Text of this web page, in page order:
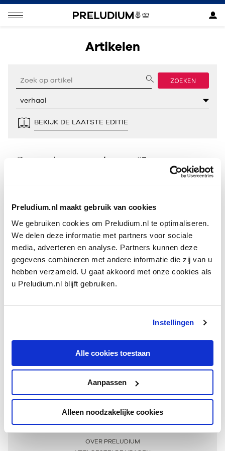
Preludium.nl maakt gebruik van cookies
We gebruiken cookies om Preludium.nl te optimaliseren.
We delen deze informatie met partners voor sociale
media, adverteren en analyse. Partners kunnen deze
gegevens combineren met andere informatie die zij van u
hebben verzameld. U gaat akkoord met onze cookies als
u Preludium.nl blijft gebruiken.
Instellingen
Alle cookies toestaan
Aanpassen
Alleen noodzakelijke cookies
Artikelen
ZOEKEN
BEKIJK DE LAATSTE EDITIE
Geen resultaten gevonden voor “”.
Meer informatie
OVER PRELUDIUM